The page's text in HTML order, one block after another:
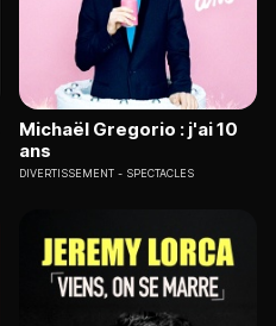
Michaël Gregorio : j'ai 10
ans
DIVERTISSEMENT SPECTACLES